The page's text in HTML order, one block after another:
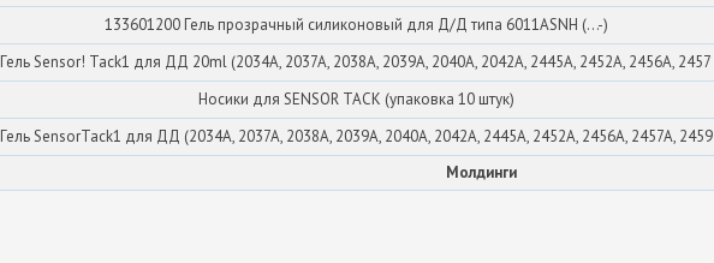
133601200 Гель прозрачный силиконовый для Д/Д типа 6011ASNH (...-)
Гель Sensor! Tack1 для ДД 20ml (2034A, 2037A, 2038A, 2039A, 2040A, 2042A, 2445A, 2452A, 2456A, 2457
Носики для SENSOR TACK (упаковка 10 штук)
Гель SensorTack1 для ДД (2034A, 2037A, 2038A, 2039A, 2040A, 2042A, 2445A, 2452A, 2456A, 2457A, 2459
Молдинги